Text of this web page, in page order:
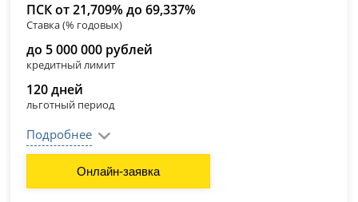
ПСК от 21,709% до 69,337%
Ставка (% годовых)
до 5 000 000 рублей
кредитный лимит
120 дней
льготный период
Подробнее
Онлайн-заявка